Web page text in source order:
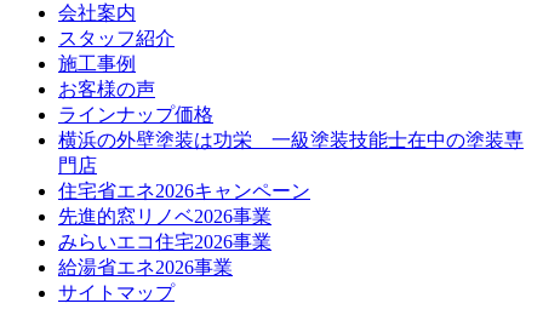
会社案内
スタッフ紹介
施工事例
お客様の声
ラインナップ価格
横浜の外壁塗装は功栄 一級塗装技能士在中の塗装専
門店
住宅省エネ2026キャンペーン
先進的窓リノベ2026事業
みらいエコ住宅2026事業
給湯省エネ2026事業
サイトマップ